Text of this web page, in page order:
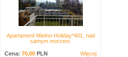
Apartament Mielno-Holiday*401, nad
samym morzem.
Cena: 70,00 PLN Więcej